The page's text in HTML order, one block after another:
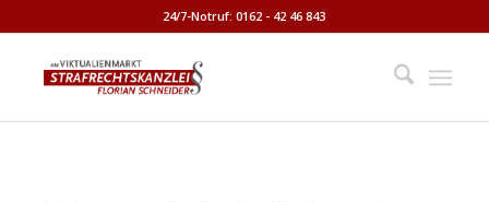
24/7-Notruf: 0162 - 42 46 843